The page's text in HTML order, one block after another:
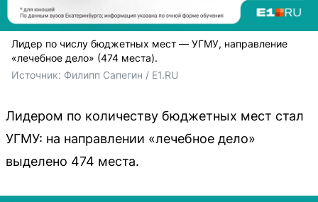
Лидер по числу бюджетных мест — УГМУ, направление
«лечебное дело» (474 места).
Источник: Филипп Сапегин / E1.RU
Лидером по количеству бюджетных мест стал
УГМУ: на направлении «лечебное дело»
выделено 474 места.